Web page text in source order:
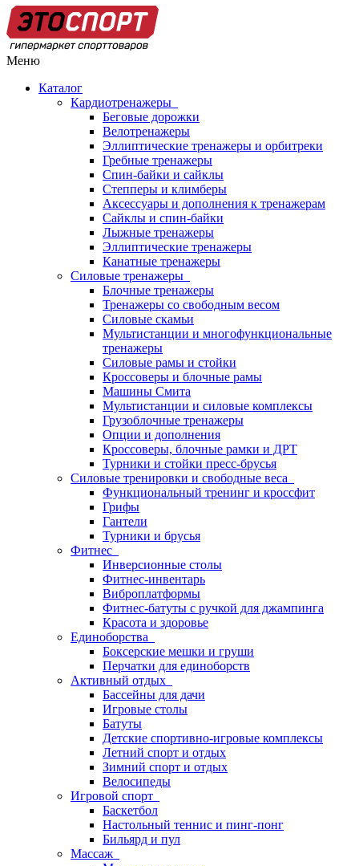
Меню
Каталог
Кардиотренажеры
Беговые дорожки
Велотренажеры
Эллиптические тренажеры и орбитреки
Гребные тренажеры
Спин-байки и сайклы
Степперы и климберы
Аксессуары и дополнения к тренажерам
Сайклы и спин-байки
Лыжные тренажеры
Эллиптические тренажеры
Канатные тренажеры
Силовые тренажеры
Блочные тренажеры
Тренажеры со свободным весом
Силовые скамьи
Мультистанции и многофункциональные
тренажеры
Силовые рамы и стойки
Кроссоверы и блочные рамы
Машины Смита
Мультистанции и силовые комплексы
Грузоблочные тренажеры
Опции и дополнения
Кроссоверы, блочные рамки и ДРТ
Турники и стойки пресс-брусья
Силовые тренировки и свободные веса
Функциональный тренинг и кроссфит
Грифы
Гантели
Турники и брусья
Фитнес
Инверсионные столы
Фитнес-инвентарь
Виброплатформы
Фитнес-батуты с ручкой для джампинга
Красота и здоровье
Единоборства
Боксерские мешки и груши
Перчатки для единоборств
Активный отдых
Бассейны для дачи
Игровые столы
Батуты
Детские спортивно-игровые комплексы
Летний спорт и отдых
Зимний спорт и отдых
Велосипеды
Игровой спорт
Баскетбол
Настольный теннис и пинг-понг
Бильярд и пул
Массаж